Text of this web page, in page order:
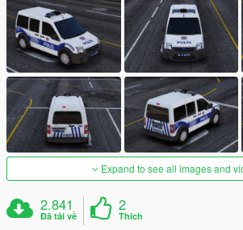
Expand to see all images and
2.841
Đã tải về
2
Thích